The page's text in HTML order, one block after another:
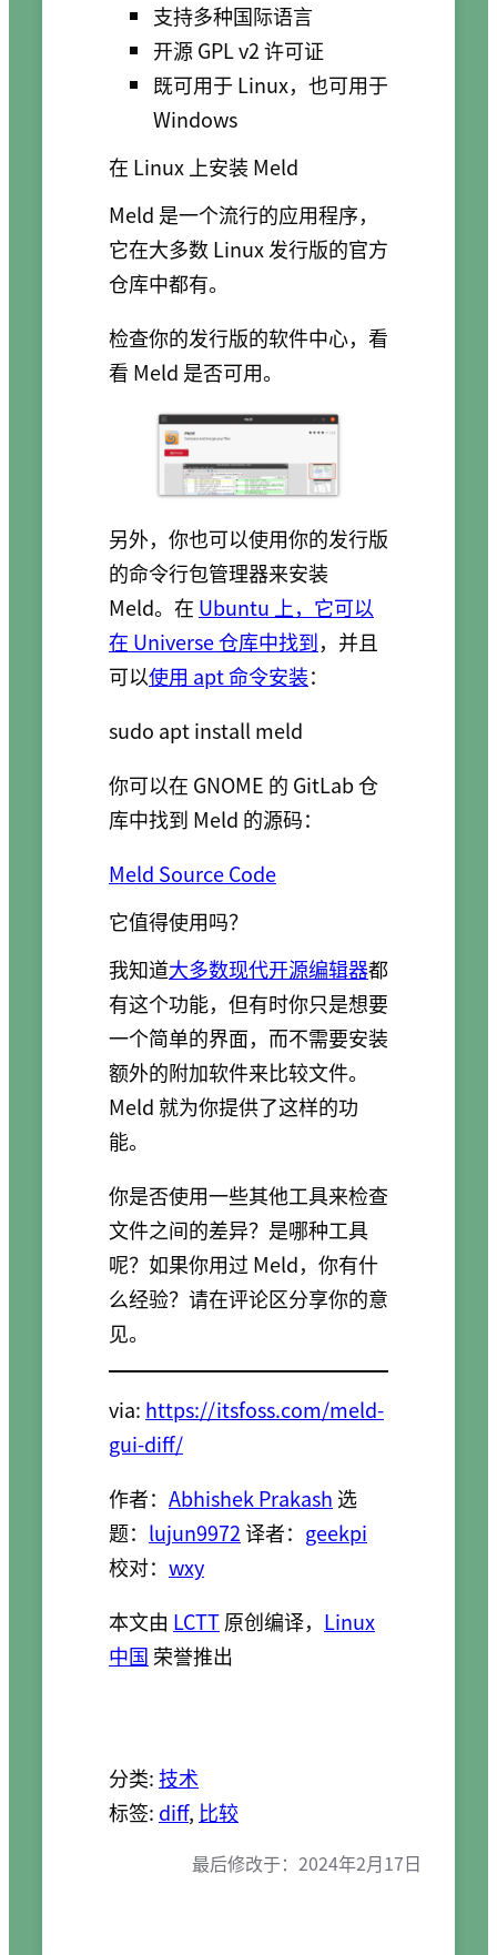
支持多种国际语言
开源 GPL v2 许可证
既可用于 Linux，也可用于
Windows
在 Linux 上安装 Meld
Meld 是一个流行的应用程序，
它在大多数 Linux 发行版的官方
仓库中都有。
检查你的发行版的软件中心，看
看 Meld 是否可用。
另外，你也可以使用你的发行版
的命令行包管理器来安装
Meld。在 Ubuntu 上，它可以
在 Universe 仓库中找到，并且
可以使用 apt 命令安装：
你可以在 GNOME 的 GitLab 仓
库中找到 Meld 的源码：
Meld Source Code
它值得使用吗？
我知道大多数现代开源编辑器都
有这个功能，但有时你只是想要
一个简单的界面，而不需要安装
额外的附加软件来比较文件。
Meld 就为你提供了这样的功
能。
你是否使用一些其他工具来检查
文件之间的差异？是哪种工具
呢？如果你用过 Meld，你有什
么经验？请在评论区分享你的意
见。
via: https://itsfoss.com/meld-
gui-diff/
作者： Abhishek Prakash 选
题： lujun9972译者： geekpi
校对： wxy
本文由 LCTT原创编译， Linux
中国 荣誉推出
分类:技术
标签: diff, 比较
最后修改于： 2024年2月17日